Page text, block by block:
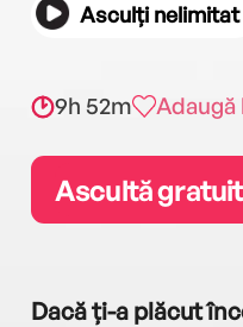
Asculți nelimitat
9h 52m
Ascultă gratuit
Dacă ți-a plăcut